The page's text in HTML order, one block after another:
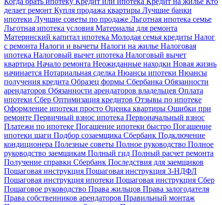
делает ремонт Купля продажа квартиры Лучшие банки
ипотеки Лучшие советы по продаже Льготная ипотека семье
Льготная ипотека условия Материалы для ремонта
Материнский капитал ипотека Молодая семья кредиты Налог
с ремонта Налоги и вычеты Налоги на жилье Налоговая
ипотека Налоговый вычет ипотека Налоговый вычет
квартира Начало ремонта Неожиданные находки Новая жизнь
начинается Нотариальная сделка Нюансы ипотеки Нюансы
получения кредита Образец формы Сбербанка Обязанности
арендаторов Обязанности арендаторов владельцев Оплата
ипотеки Сбер Оптимизация кредитов Отзывы по ипотеке
Оформление ипотеки просто Оценка квартиры Ошибки при
ремонте Первичный взнос ипотека Первоначальный взнос
Платежи по ипотеке Погашение ипотеки быстро Погашение
ипотеки шаги Подбор созаемщика Сбербанк Подключение
кондиционера Полезные советы Полное руководство Полное
руководство заемщикам Полный гид Полный расчет ремонта
Получение справки Сбербанк Последствия для заемщиков
Пошаговая инструкция Пошаговая инструкция 3-НДФЛ
Пошаговая инструкция ипотеки Пошаговая инструкция Сбер
Пошаговое руководство Права жильцов Права залогодателя
Права собственников арендаторов Правильный монтаж